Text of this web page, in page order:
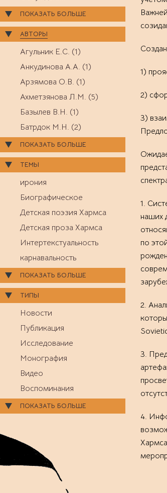
ПОКАЗАТЬ БОЛЬШЕ
АВТОРЫ
Агульник Е.С. (1)
Анкудинова А.А. (1)
Арзямова О.В. (1)
Ахметзянова Л.М. (5)
Базылев В.Н. (1)
Батрдок М.Н. (2)
ПОКАЗАТЬ БОЛЬШЕ
ТЕМЫ
ирония
Биографическое
Детская поэзия Хармса
Детская проза Хармса
Интертекстуальность
карнавальность
ПОКАЗАТЬ БОЛЬШЕ
ТИПЫ
Новости
Публикация
Исследование
Монография
Видео
Воспоминания
ПОКАЗАТЬ БОЛЬШЕ
1)
2)
3)
1.
наших
по
2.
3.
4.